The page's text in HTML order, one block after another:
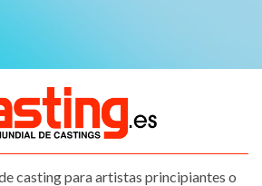
casting para artistas principiantes o